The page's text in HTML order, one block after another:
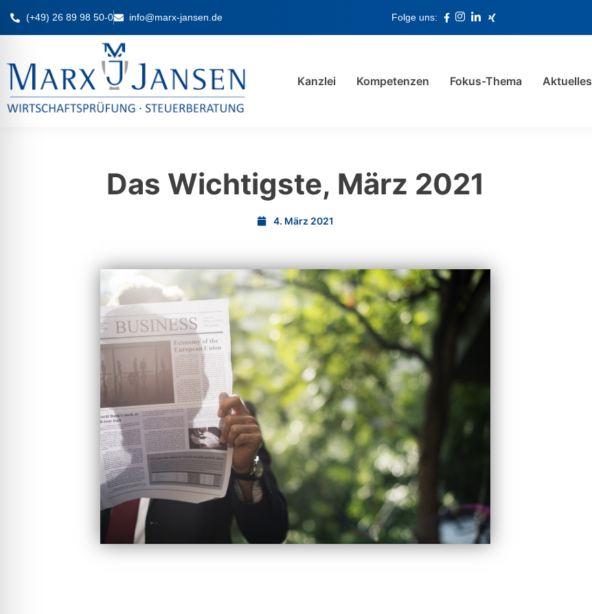
(+49) 26 89 98 50-0 info@marx-jansen.de Folge uns:
Kanzlei Kompetenzen Fokus-Thema Aktuelles
Das Wichtigste, März 2021
4. März 2021